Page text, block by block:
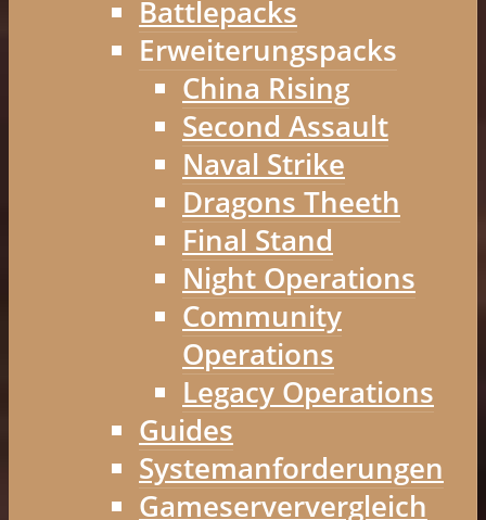
Battlepacks
Erweiterungspacks
China Rising
Second Assault
Naval Strike
Dragons Theeth
Final Stand
Night Operations
Community
Operations
Legacy Operations
Guides
Systemanforderungen
Gameserververgleich